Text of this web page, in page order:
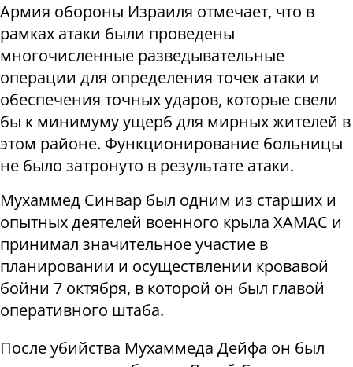
Армия обороны Израиля отмечает, что в
рамках атаки были проведены
многочисленные разведывательные
операции для определения точек атаки и
обеспечения точных ударов, которые свели
бы к минимуму ущерб для мирных жителей в
этом районе. Функционирование больницы
не было затронуто в результате атаки.
Мухаммед Синвар был одним из старших и
опытных деятелей военного крыла ХАМАС и
принимал значительное участие в
планировании и осуществлении кровавой
бойни 7 октября, в которой он был главой
оперативного штаба.
После убийства Мухаммеда Дейфа он был